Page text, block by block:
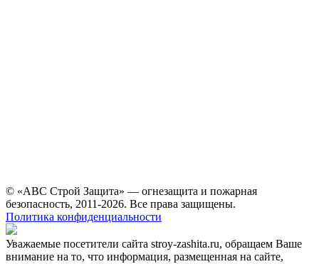
© «АВС Строй Защита» — огнезащита и пожарная
безопасность, 2011-2026. Все права защищены.
Политика конфиденциальности
Уважаемые посетители сайта stroy-zashita.ru, обращаем Ваше
внимание на то, что информация, размещенная на сайте,